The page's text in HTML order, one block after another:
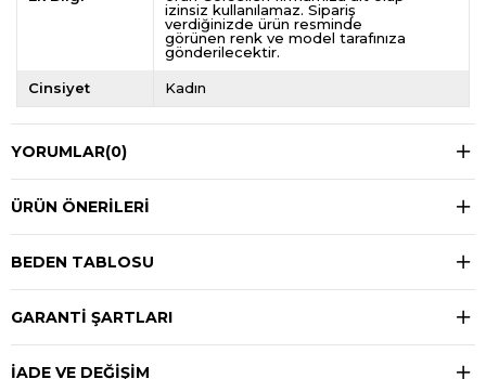
izinsiz kullanılamaz. Sipariş
verdiğinizde ürün resminde
görünen renk ve model tarafınıza
gönderilecektir.
Cinsiyet Kadın
YORUMLAR(0)
ÜRÜN ÖNERILERI
BEDEN TABLOSU
GARANTİ ŞARTLARI
İADE VE DEĞİŞİM